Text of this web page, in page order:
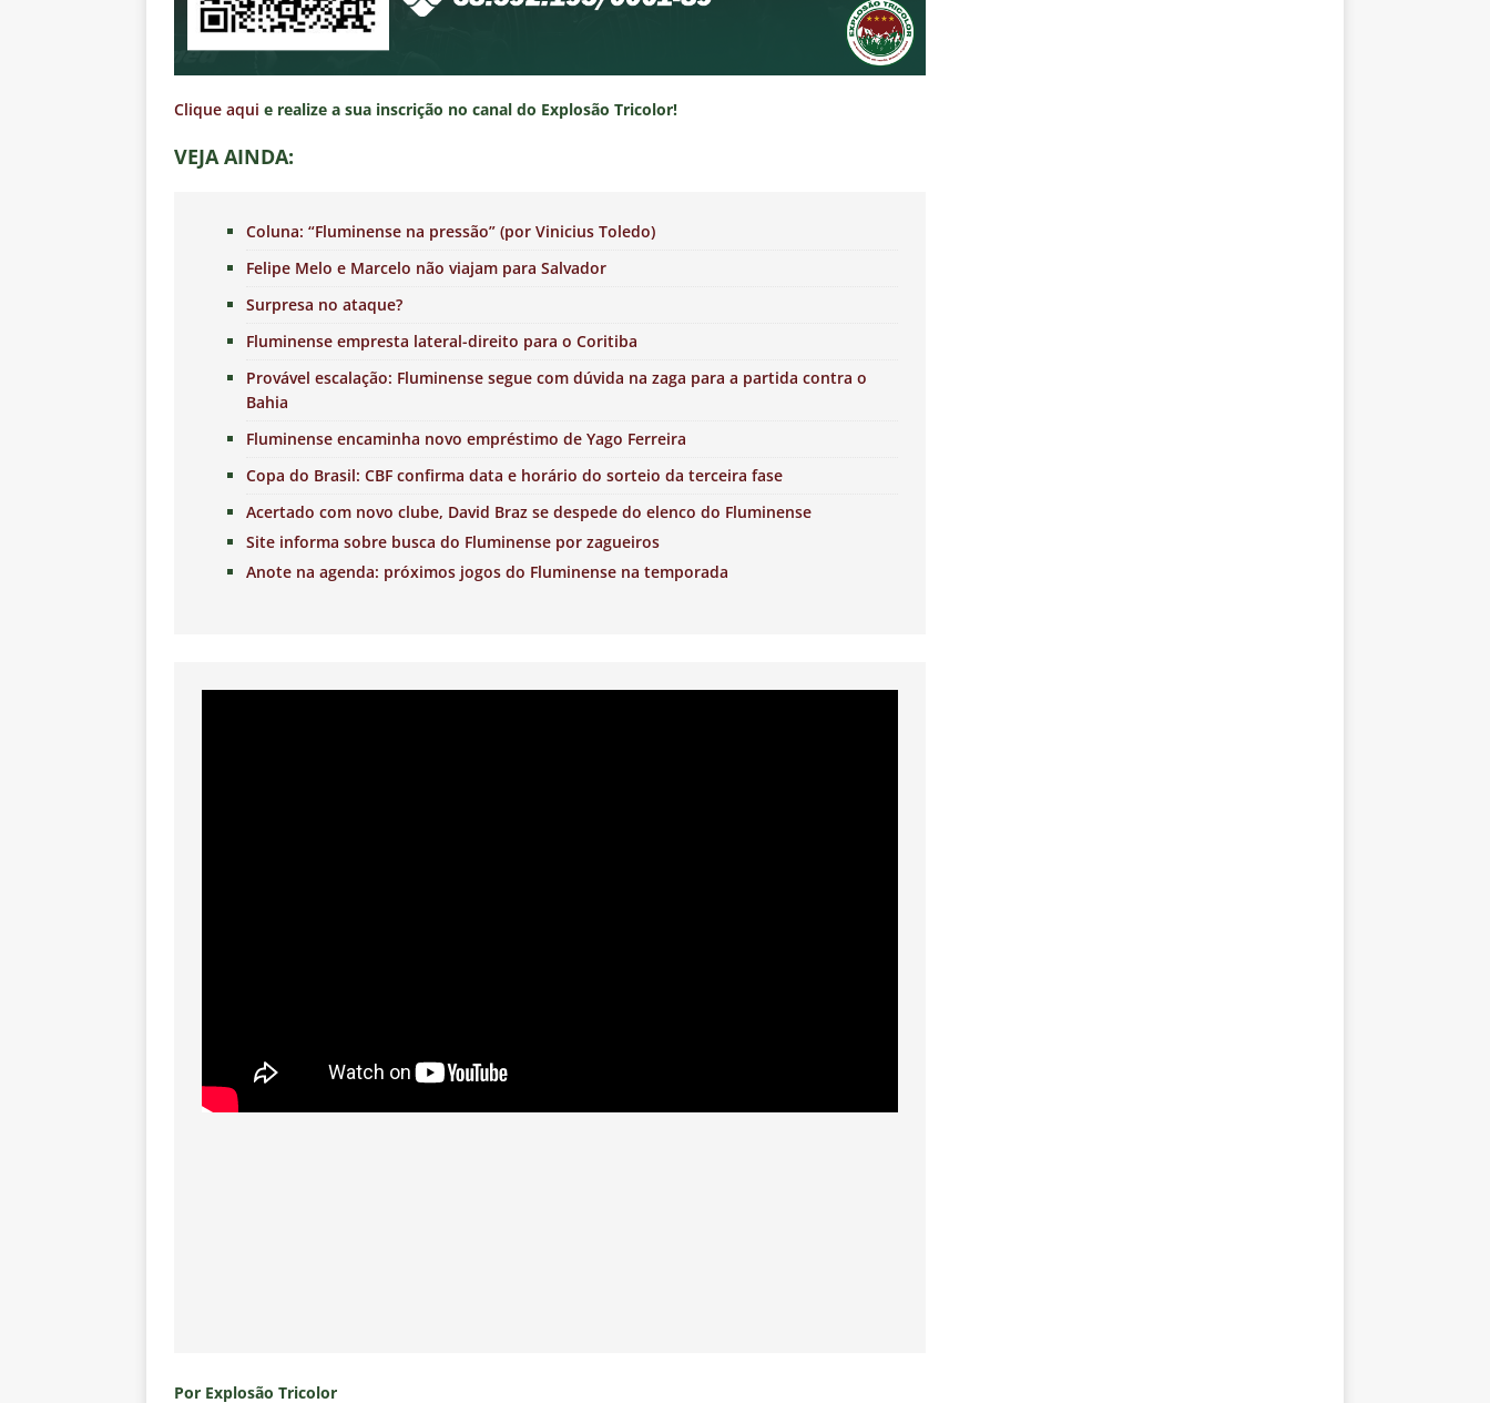
Clique aqui e realize a sua inscrição no canal do Explosão Tricolor!
VEJA AINDA:
Coluna: “Fluminense na pressão” (por Vinicius Toledo)
Felipe Melo e Marcelo não viajam para Salvador
Surpresa no ataque?
Fluminense empresta lateral-direito para o Coritiba
Provável escalação: Fluminense segue com dúvida na zaga para a partida contra o
Bahia
Fluminense encaminha novo empréstimo de Yago Ferreira
Copa do Brasil: CBF confirma data e horário do sorteio da terceira fase
Acertado com novo clube, David Braz se despede do elenco do Fluminense
Site informa sobre busca do Fluminense por zagueiros
Anote na agenda: próximos jogos do Fluminense na temporada
Por Explosão Tricolor